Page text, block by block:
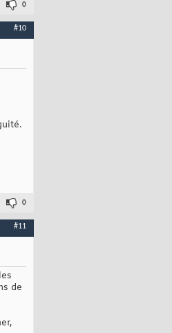
0
#10
0
#11
de